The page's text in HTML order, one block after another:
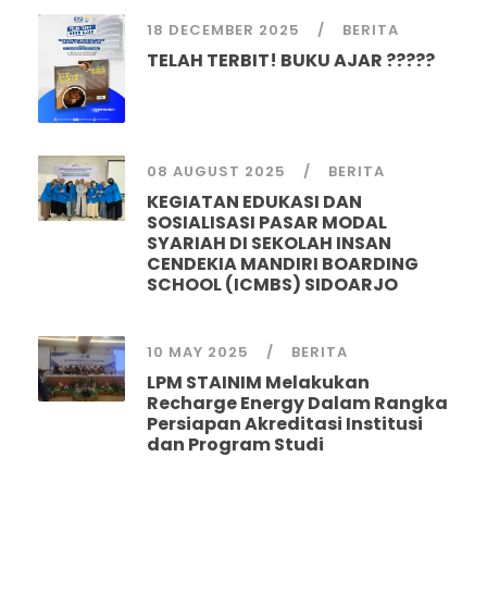
18 DECEMBER 2025 BERITA
TELAH TERBIT! BUKU AJAR ?????
08 AUGUST 2025 BERITA
KEGIATAN EDUKASI DAN
SOSIALISASI PASAR MODAL
SYARIAH DI SEKOLAH INSAN
CENDEKIA MANDIRI BOARDING
SCHOOL (ICMBS) SIDOARJO
10 MAY 2025 BERITA
LPM STAINIM Melakukan
Recharge Energy Dalam Rangka
Persiapan Akreditasi Institusi
dan Program Studi